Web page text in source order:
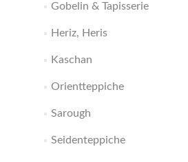
Gobelin & Tapisserie
Heriz, Heris
Kaschan
Orientteppiche
Sarough
Seidenteppiche